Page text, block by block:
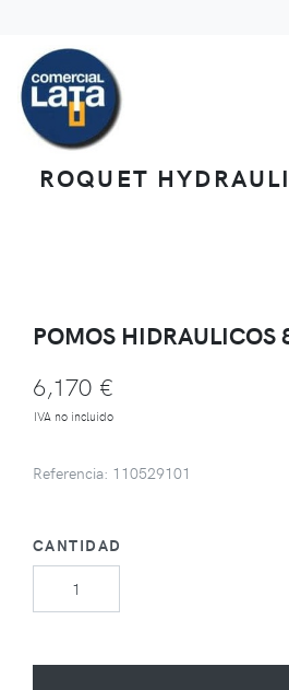
ROQUET
POMOS
6,170 €
IVA no incluido
Referencia: 110529101
CANTIDAD